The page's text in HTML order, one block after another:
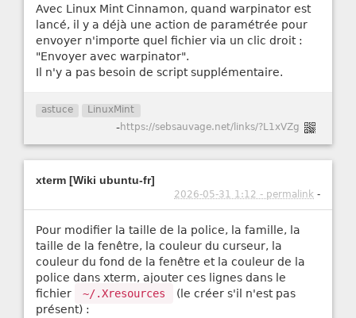
Avec Linux Mint Cinnamon, quand warpinator est
lancé, il y a déjà une action de paramétrée pour
envoyer n'importe quel fichier via un clic droit :
"Envoyer avec warpinator".
Il n'y a pas besoin de script supplémentaire.
astuce LinuxMint
-https://sebsauvage.net/links/?L1xVZg
xterm [Wiki ubuntu-fr]
2026-05-31 1:12 - permalink -
Pour modifier la taille de la police, la famille, la
taille de la fenêtre, la couleur du curseur, la
couleur du fond de la fenêtre et la couleur de la
police dans xterm, ajouter ces lignes dans le
fichier
~/.Xresources
(le créer s'il n'est pas
présent) :